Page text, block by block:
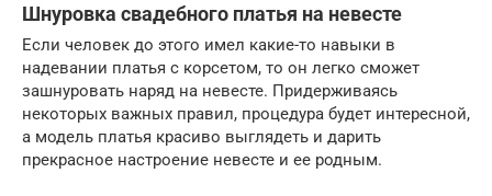
Шнуровка свадебного платья на невесте
Если человек до этого имел какие-то навыки в
надевании платья с корсетом, то он легко сможет
зашнуровать наряд на невесте. Придерживаясь
некоторых важных правил, процедура будет интересной,
а модель платья красиво выглядеть и дарить
прекрасное настроение невесте и ее родным.